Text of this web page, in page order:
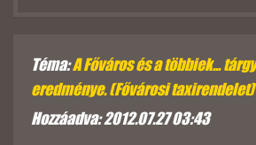
Téma:A Főváros és a többiek...
eredménye. (Fővárosi taxirendelet)
Hozzáadva: 2012.07.27 03:43